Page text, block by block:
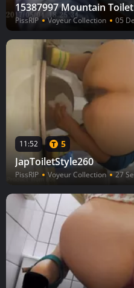
15387997 Mountain
PissRIP Voyeur Collection 05
11:52 5
JapToiletStyle260
PissRIP Voyeur Collection 27